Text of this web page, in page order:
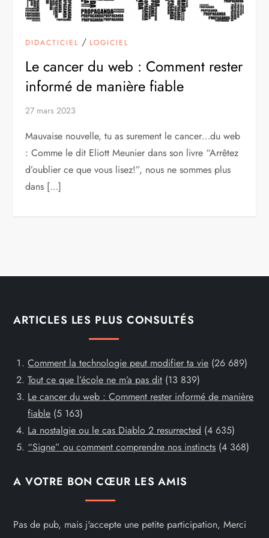
DIDACTICIEL / LOGICIEL
Le cancer du web : Comment rester
informé de manière fiable
27 mars 2023
Mauvaise nouvelle, tu as surement le cancer…du web
: Comme le dit Eliott Meunier dans son livre “Arrêtez
d’oublier ce que vous lisez!”, nous ne sommes plus
dans […]
ARTICLES LES PLUS CONSULTÉS
Comment la technologie peut modifier ta vie (26 689)
Tout ce que l’école ne m’a pas dit (13 839)
Le cancer du web : Comment rester informé de manière
fiable (5 163)
La nostalgie ou le cas Diablo 2 resurrected (4 635)
“Signe” ou comment comprendre nos instincts (4 368)
A VOTRE BON CŒUR LES AMIS
Pas de pub, mais j'accepte une petite participation, Merci